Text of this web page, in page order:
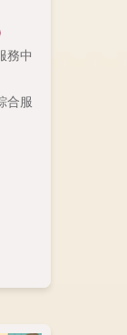
務中
合服